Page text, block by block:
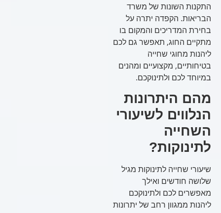
התקנות השונות של משרד
הבריאות. הקפדה יתרה על
בחירת המדריכים והמקום בו
מתקיים החוג, תאפשר גם לכם
ליהנות מחוגי שחייה
בטיחותיים, מקצועיים ומהנים
במיוחד לכם ולתינוקכם.
מהם היתרונות
הנלווים לשיעורי
השחייה
לתינוקות?
שיעורי שחייה לתינוקות מגיל
שלושה חודשים ואילך
מאפשרים לכם ולתינוקכם
ליהנות ממגוון רחב של יתרונות